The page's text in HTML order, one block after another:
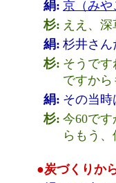
絹: 京（みや
杉: ええ、
絹: 杉井さん
杉: そうで
ですか
絹: その当時
杉: 今60で
らもう、
●炭づくりか